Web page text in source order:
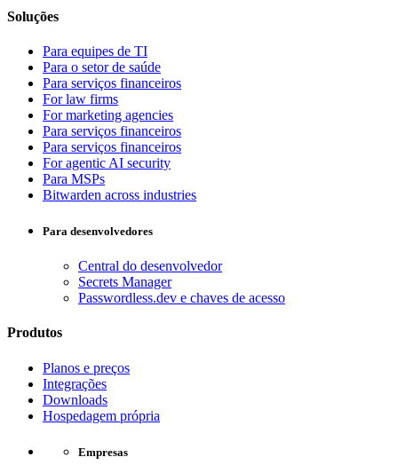
Soluções
Para equipes de TI
Para o setor de saúde
Para serviços financeiros
For law firms
For marketing agencies
Para serviços financeiros
Para serviços financeiros
For agentic AI security
Para MSPs
Bitwarden across industries
Para desenvolvedores
Central do desenvolvedor
Secrets Manager
Passwordless.dev e chaves de acesso
Produtos
Planos e preços
Integrações
Downloads
Hospedagem própria
Empresas